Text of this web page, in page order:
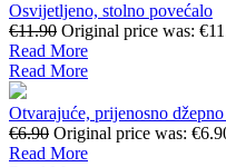
Osvijetljeno, stolno povećalo
€11.90 Original price was:
Read More
Read More
Otvarajuće, prijenosno
€6.90 Original price was:
Read More